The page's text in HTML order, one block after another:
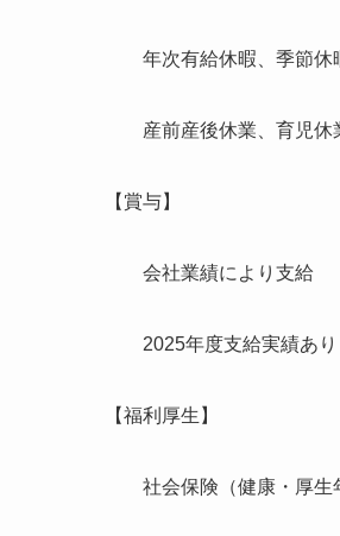
年次有給休暇、季節休
産前産後休業、育児休
【賞与】
会社業績により支給
2025年度支給実績あり
【福利厚生】
社会保険（健康・厚生年